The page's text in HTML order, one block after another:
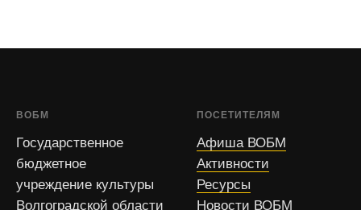
ВОБМ
Государственное
бюджетное
учреждение культуры
Волгоградской области
ПОСЕТИТЕЛЯМ
Афиша ВОБМ
Активности
Ресурсы
Новости ВОБМ